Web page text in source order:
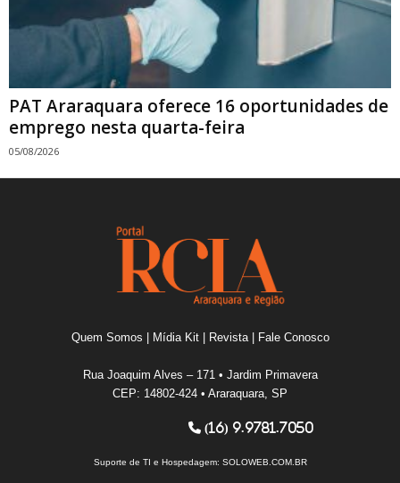
PAT Araraquara oferece 16 oportunidades de
emprego nesta quarta-feira
05/08/2026
Quem Somos Mídia Kit| Revista| Fale Conosco
Rua Joaquim Alves – 171 • Jardim Primavera
CEP: 14802-424 • Araraquara, SP
(16) 9.9781.7050
Suporte de TI e Hospedagem: SOLOWEB.COM.BR